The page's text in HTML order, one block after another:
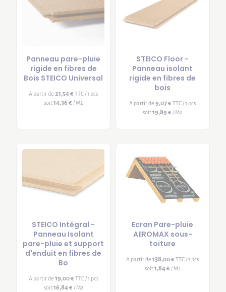
Panneau pare-pluie
rigide en fibres de
Bois STEICO Universal
A partir de21,54 € TTC / 1 pcs
soit14,36 € / M2
STEICO Floor -
Panneau isolant
rigide en fibres de
bois
A partir de9,07 € TTC / 1 pcs
soit19,89 € / M2
STEICO Intégral -
Panneau Isolant
pare-pluie et support
d'enduit en fibres de
Bo
A partir de 19,00 € TTC / 1 pcs
soit16,84 € / M2
Ecran Pare-pluie
AEROMAX sous-
toiture
A partir de138,00 € TTC / 1 pcs
soit1,84 € / M2